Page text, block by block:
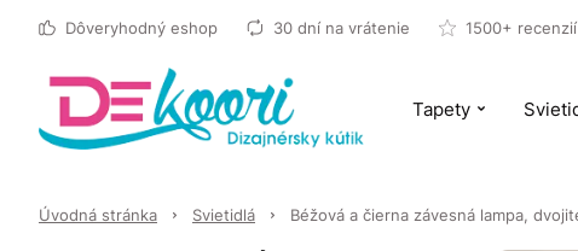
Dôveryhodný eshop 30 dní na vrátenie 1500+ recenzií
Tapety
Úvodná stránka Svietidlá Béžová a čierna závesná lampa,